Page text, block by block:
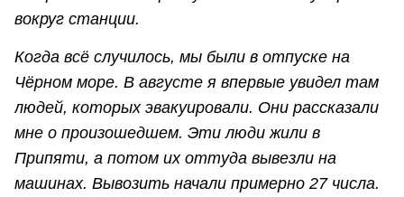
вокруг станции.
Когда всё случилось, мы были в отпуске на
Чёрном море. В августе я впервые увидел там
людей, которых эвакуировали. Они рассказали
мне о произошедшем. Эти люди жили в
Припяти, а потом их оттуда вывезли на
машинах. Вывозить начали примерно 27 числа.